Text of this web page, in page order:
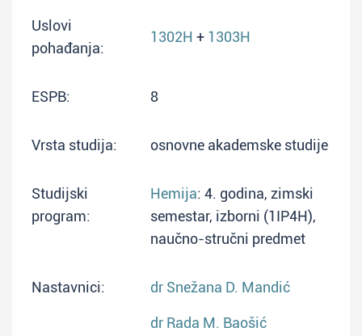
Uslovi
pohađanja:
1302H + 1303H
ESPB: 8
Vrsta studija: osnovne akademske studije
Studijski
program:
Hemija: 4. godina, zimski
semestar, izborni (1IP4H),
naučno-stručni predmet
Nastavnici: dr Snežana D. Mandić
dr Rada M. Baošić